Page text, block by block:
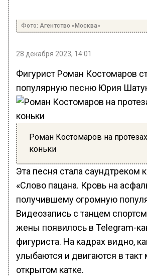
Фото: Агентство «Москва»
28 декабря 2023, 14:01
Фигурист Роман Костомаров
популярную песню Юрия
Роман Костомаров на
коньки
Эта песня стала саундтреком
«Слово пацана. Кровь на
получившему огромную
Видеозапись с танцем
жены появилось в Telegram-
фигуриста. На кадрах видно,
улыбаются и двигаются в такт
открытом катке.